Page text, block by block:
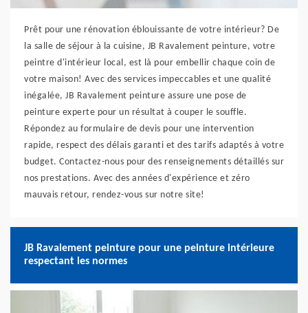
Prêt pour une rénovation éblouissante de votre intérieur? De
la salle de séjour à la cuisine, JB Ravalement peinture, votre
peintre d'intérieur local, est là pour embellir chaque coin de
votre maison! Avec des services impeccables et une qualité
inégalée, JB Ravalement peinture assure une pose de
peinture experte pour un résultat à couper le souffle.
Répondez au formulaire de devis pour une intervention
rapide, respect des délais garanti et des tarifs adaptés à votre
budget. Contactez-nous pour des renseignements détaillés sur
nos prestations. Avec des années d'expérience et zéro
mauvais retour, rendez-vous sur notre site!
JB Ravalement peinture pour une peinture intérieure
respectant les normes